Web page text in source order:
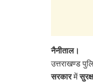
नैनीताल।
उत्तराखण्ड
सरकारमें